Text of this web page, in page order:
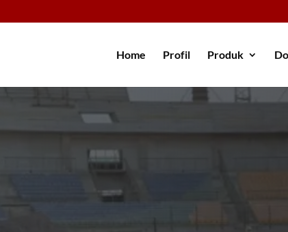
Home Profil Produk